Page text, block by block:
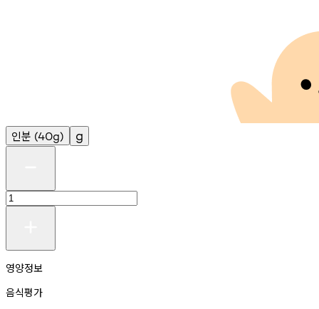
인분 (40g) g
영양정보
음식평가